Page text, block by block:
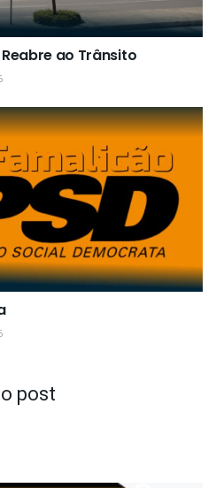
ao Trânsito
post